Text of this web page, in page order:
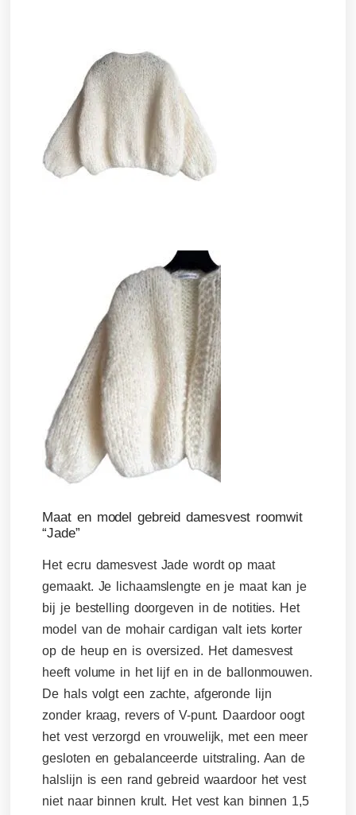
Maat en model gebreid damesvest roomwit
“Jade”
Het ecru damesvest Jade wordt op maat
gemaakt. Je lichaamslengte en je maat kan je
bij je bestelling doorgeven in de notities. Het
model van de mohair cardigan valt iets korter
op de heup en is oversized. Het damesvest
heeft volume in het lijf en in de ballonmouwen.
De hals volgt een zachte, afgeronde lijn
zonder kraag, revers of V-punt. Daardoor oogt
het vest verzorgd en vrouwelijk, met een meer
gesloten en gebalanceerde uitstraling. Aan de
halslijn is een rand gebreid waardoor het vest
niet naar binnen krult. Het vest kan binnen 1,5